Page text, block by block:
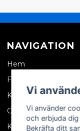
NAVIGATION
Hem
Företagskund
Kontakta oss
Om oss
Köpvillkor
Vi
Vi använder
och erbjuda
Bekräfta ditt